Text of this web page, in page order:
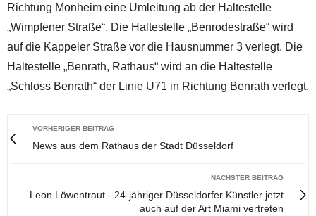
Richtung Monheim eine Umleitung ab der Haltestelle
„Wimpfener Straße“. Die Haltestelle „Benrodestraße“ wird
auf die Kappeler Straße vor die Hausnummer 3 verlegt. Die
Haltestelle „Benrath, Rathaus“ wird an die Haltestelle
„Schloss Benrath“ der Linie U71 in Richtung Benrath verlegt.
VORHERIGER BEITRAG
News aus dem Rathaus der Stadt Düsseldorf
NÄCHSTER BEITRAG
Leon Löwentraut - 24-jähriger Düsseldorfer Künstler jetzt
auch auf der Art Miami vertreten